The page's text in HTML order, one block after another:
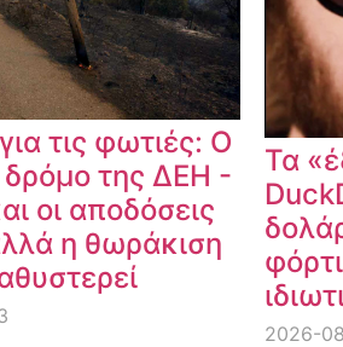
τις φωτιές: Ο
της ΔΕΗ -
οι αποδόσεις
η θωράκιση
Τα
2026-